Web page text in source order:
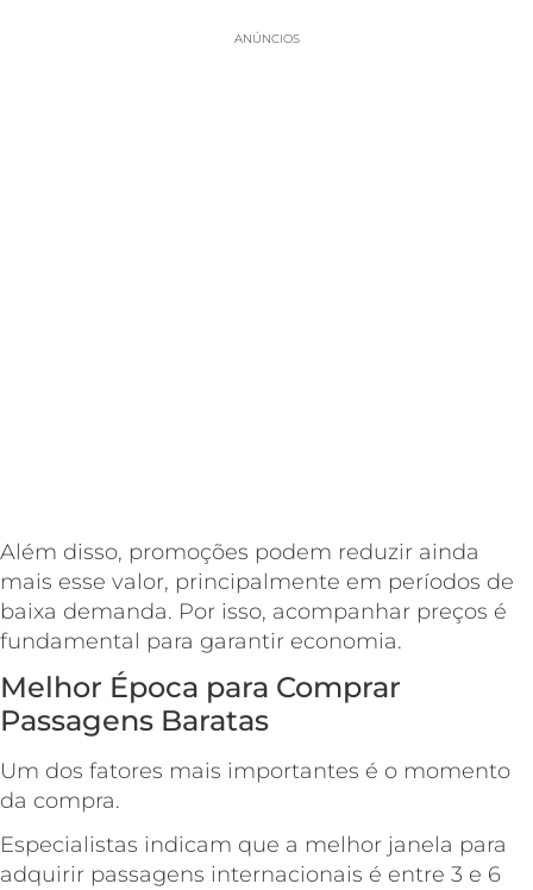
ANÚNCIOS
Além disso, promoções podem reduzir ainda
mais esse valor, principalmente em períodos de
baixa demanda. Por isso, acompanhar preços é
fundamental para garantir economia.
Melhor Época para Comprar
Passagens Baratas
Um dos fatores mais importantes é o momento
da compra.
Especialistas indicam que a melhor janela para
adquirir passagens internacionais é entre 3 e 6